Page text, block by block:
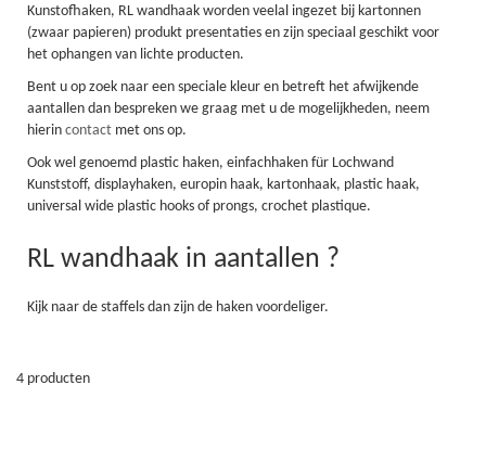
Kunstofhaken, RL wandhaak worden veelal ingezet bij kartonnen
(zwaar papieren) produkt presentaties en zijn speciaal geschikt voor
het ophangen van lichte producten.
Bent u op zoek naar een speciale kleur en betreft het afwijkende
aantallen dan bespreken we graag met u de mogelijkheden, neem
hierin contact met ons op.
Ook wel genoemd plastic haken, einfachhaken für Lochwand
Kunststoff, displayhaken, europin haak, kartonhaak, plastic haak,
universal wide plastic hooks of prongs, crochet plastique.
RL wandhaak in aantallen ?
Kijk naar de staffels dan zijn de haken voordeliger.
4 producten